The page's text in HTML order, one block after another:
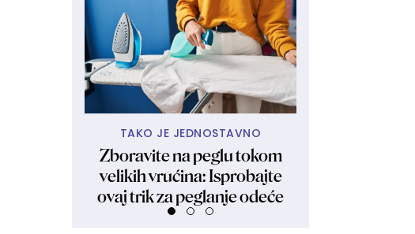
TAKO JE JEDNOSTAVNO
Zboravite na peglu tokom
velikih vrućina: Isprobajte
ovaj trik za peglanje odeće